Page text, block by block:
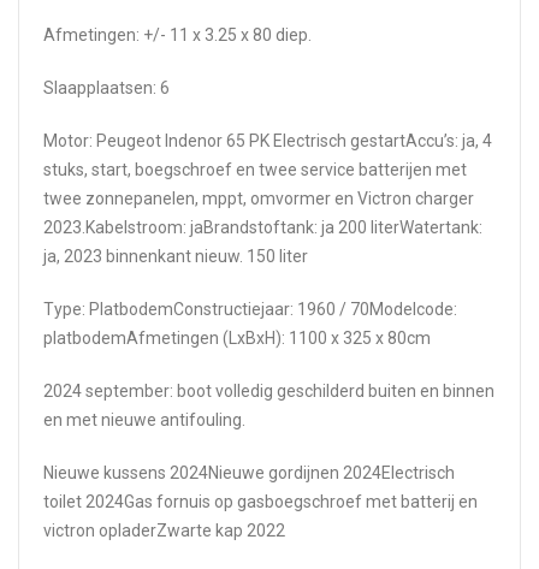
Afmetingen: +/- 11 x 3.25 x 80 diep.
Slaapplaatsen: 6
Motor: Peugeot Indenor 65 PK Electrisch gestartAccu’s: ja, 4
stuks, start, boegschroef en twee service batterijen met
twee zonnepanelen, mppt, omvormer en Victron charger
2023.Kabelstroom: jaBrandstoftank: ja 200 literWatertank:
ja, 2023 binnenkant nieuw. 150 liter
Type: PlatbodemConstructiejaar: 1960 / 70Modelcode:
platbodemAfmetingen (LxBxH): 1100 x 325 x 80cm
2024 september: boot volledig geschilderd buiten en binnen
en met nieuwe antifouling.
Nieuwe kussens 2024Nieuwe gordijnen 2024Electrisch
toilet 2024Gas fornuis op gasboegschroef met batterij en
victron opladerZwarte kap 2022